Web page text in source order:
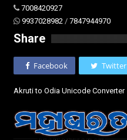
7008420927
9937028982 / 7847944970
Share
Facebook Twitter
Akruti to Odia Unicode Converter